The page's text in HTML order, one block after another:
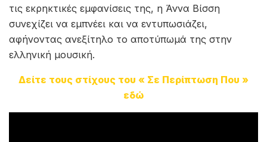
τις εκρηκτικές εμφανίσεις της, η Άννα Βίσση
συνεχίζει να εμπνέει και να εντυπωσιάζει,
αφήνοντας ανεξίτηλο το αποτύπωμά της στην
ελληνική μουσική.
Δείτε τους στίχους του « Σε Περίπτωση Που »
εδώ